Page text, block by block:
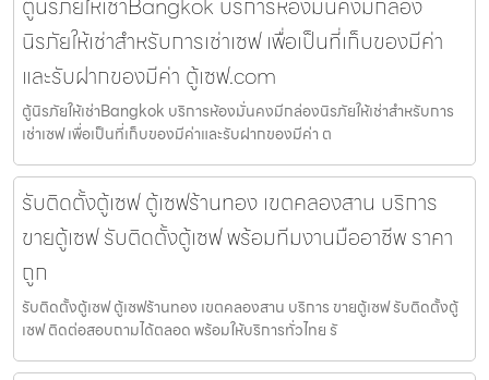
ตู้นิรภัยให้เช่าBangkok บริการห้องมั่นคงมีกล่อง
นิรภัยให้เช่าสำหรับการเช่าเซฟ เพื่อเป็นที่เก็บของมีค่า
และรับฝากของมีค่า ตู้เซฟ.com
ตู้นิรภัยให้เช่าBangkok บริการห้องมั่นคงมีกล่องนิรภัยให้เช่าสำหรับการ
เช่าเซฟ เพื่อเป็นที่เก็บของมีค่าและรับฝากของมีค่า ต
รับติดตั้งตู้เซฟ ตู้เซฟร้านทอง เขตคลองสาน บริการ
ขายตู้เซฟ รับติดตั้งตู้เซฟ พร้อมทีมงานมืออาชีพ ราคา
ถูก
รับติดตั้งตู้เซฟ ตู้เซฟร้านทอง เขตคลองสาน บริการ ขายตู้เซฟ รับติดตั้งตู้
เซฟ ติดต่อสอบถามได้ตลอด พร้อมให้บริการทั่วไทย รั